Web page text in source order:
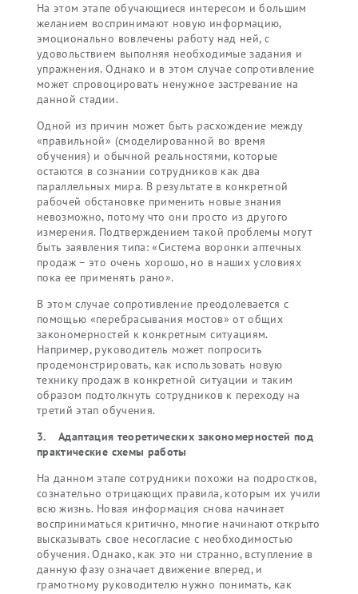
На этом этапе обучающиеся интересом и большим
желанием воспринимают новую информацию,
эмоционально вовлечены работу над ней, с
удовольствием выполняя необходимые задания и
упражнения. Однако и в этом случае сопротивление
может спровоцировать ненужное застревание на
данной стадии.
Одной из причин может быть расхождение между
«правильной» (смоделированной во время
обучения) и обычной реальностями, которые
остаются в сознании сотрудников как два
параллельных мира. В результате в конкретной
рабочей обстановке применить новые знания
невозможно, потому что они просто из другого
измерения. Подтверждением такой проблемы могут
быть заявления типа: «Система воронки аптечных
продаж – это очень хорошо, но в наших условиях
пока ее применять рано».
В этом случае сопротивление преодолевается с
помощью «перебрасывания мостов» от общих
закономерностей к конкретным ситуациям.
Например, руководитель может попросить
продемонстрировать, как использовать новую
технику продаж в конкретной ситуации и таким
образом подтолкнуть сотрудников к переходу на
третий этап обучения.
3. Адаптация теоретических закономерностей под
практические схемы работы
На данном этапе сотрудники похожи на подростков,
сознательно отрицающих правила, которым их учили
всю жизнь. Новая информация снова начинает
восприниматься критично, многие начинают открыто
высказывать свое несогласие с необходимостью
обучения. Однако, как это ни странно, вступление в
данную фазу означает движение вперед, и
грамотному руководителю нужно понимать, как